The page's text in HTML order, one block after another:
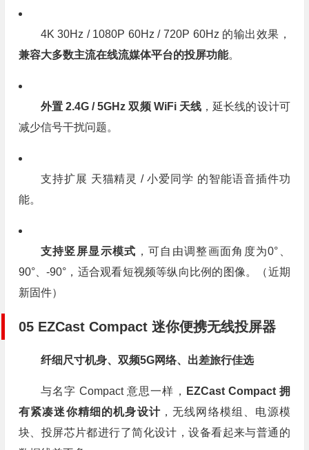
4K 30Hz / 1080P 60Hz / 720P 60Hz 的输出效果，
兼容大多数主流在线流媒体平台的投屏功能。
外置 2.4G / 5GHz 双频 WiFi 天线 ，延长线的设计可
减少信号干扰问题。
支持扩展 天猫精灵 / 小爱同学 的智能语音插件功
能。
支持竖屏显示模式 ，可自由调整画面角度为0°、
90°、-90°，适合观看短视频等纵向比例的图像。（近期
新固件）
05 EZCast Compact 迷你便携无线投屏器
纤细尺寸机身、双频5G网络、出差旅行佳选
与名字 Compact 意思一样，
EZCast Compact 拥
有紧凑迷你精细的机身设计，无线网络模组、电源模
块、投屏芯片都进行了简化设计，设备看起来与普通的